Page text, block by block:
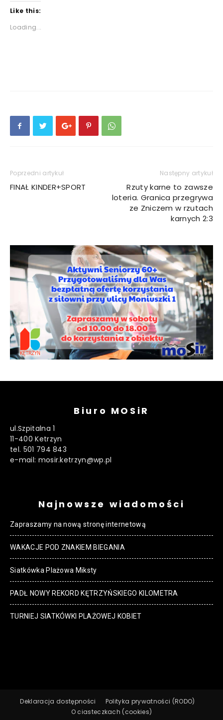
Like this:
Loading...
Poprzedni artykuł
FINAŁ KINDER+SPORT
Następny artykuł
Rzuty karne to zawsze
loteria. Granica przegrywa
ze Zniczem w rzutach
karnych 2:3
Biuro MOSiR
ul.Szpitalna 1
11-400 Ketrzyn
tel. 501 794 843
e-mail: mosir.ketrzyn@wp.pl
Najnowsze wiadomości
Zapraszamy na nową stronę internetową
WAKACJE POD ZNAKIEM BIEGANIA
Siatkówka Plażowa Miksty
PADŁ NOWY REKORD KĘTRZYŃSKIEGO KILOMETRA
TURNIEJ SIATKÓWKI PLAŻOWEJ KOBIET
Deklaracja dostępności
Polityka prywatności (RODO)
O ciasteczkach (cookies)